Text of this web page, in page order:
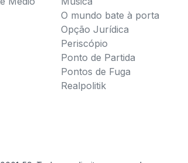
O mundo bate à porta
Opção Jurídica
Periscópio
Ponto de Partida
Pontos de Fuga
Realpolitik